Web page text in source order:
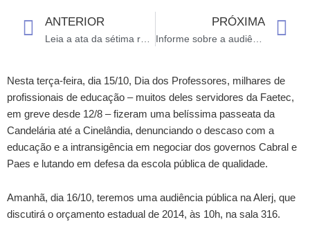
Prev
ANTERIOR PRÓXIMA
Nesta terça-feira, dia 15/10, Dia dos Professores, milhares de
profissionais de educação – muitos deles servidores da Faetec,
em greve desde 12/8 – fizeram uma belíssima passeata da
Candelária até a Cinelândia, denunciando o descaso com a
educação e a intransigência em negociar dos governos Cabral e
Paes e lutando em defesa da escola pública de qualidade.
Amanhã, dia 16/10, teremos uma audiência pública na Alerj, que
discutirá o orçamento estadual de 2014, às 10h, na sala 316.